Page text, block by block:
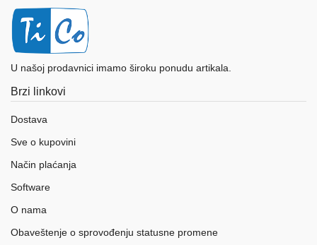
U našoj prodavnici imamo široku ponudu artikala.
Brzi linkovi
Dostava
Sve o kupovini
Način plaćanja
Software
O nama
Obaveštenje o sprovođenju statusne promene